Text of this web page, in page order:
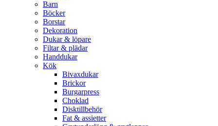
Barn
Böcker
Borstar
Dekoration
Dukar & löpare
Filtar & plädar
Handdukar
Kök
Bivaxdukar
Brickor
Burgarpress
Choklad
Disktillbehör
Fat & assietter